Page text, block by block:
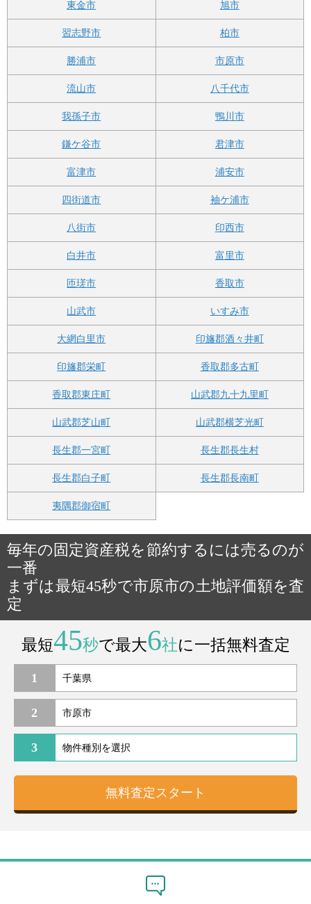
東金市 旭市
習志野市 柏市
勝浦市 市原市
流山市 八千代市
我孫子市 鴨川市
鎌ケ谷市 君津市
富津市 浦安市
四街道市 袖ケ浦市
八街市 印西市
白井市 富里市
匝瑳市 香取市
山武市 いすみ市
大網白里市 印旛郡酒々井町
印旛郡栄町 香取郡多古町
香取郡東庄町 山武郡九十九里町
山武郡芝山町 山武郡横芝光町
長生郡一宮町 長生郡長生村
長生郡白子町 長生郡長南町
夷隅郡御宿町
毎年の固定資産税を節約するには売るのが
一番
まずは最短45秒で市原市の土地評価額を査
定
最短45秒で最大6社に一括無料査定
1
2
3